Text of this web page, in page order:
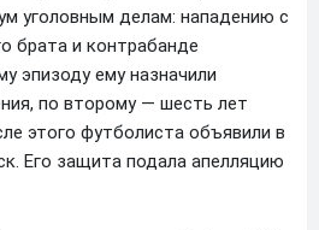
уголовным делам: нападению с
брата и контрабанде
эпизоду ему назначили
по второму — шесть лет
этого футболиста объявили в
Его защита подала апелляцию